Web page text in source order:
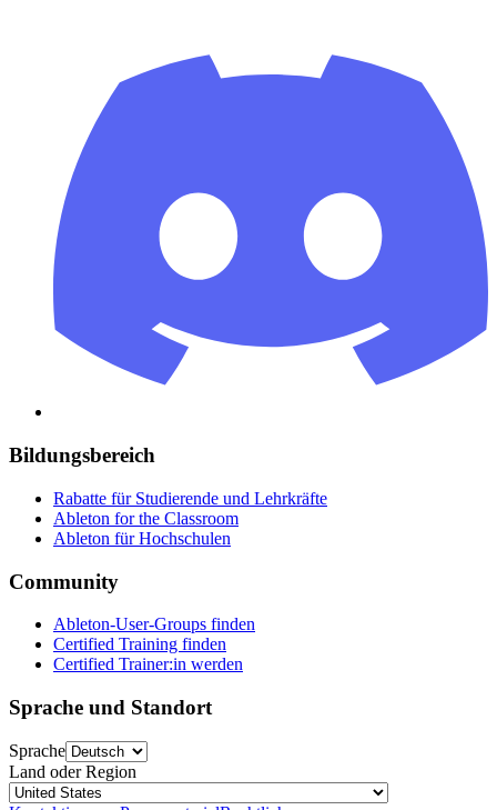
Bildungsbereich
Rabatte für Studierende und Lehrkräfte
Ableton for the Classroom
Ableton für Hochschulen
Community
Ableton-User-Groups finden
Certified Training finden
Certified Trainer:in werden
Sprache und Standort
Sprache
Land oder Region